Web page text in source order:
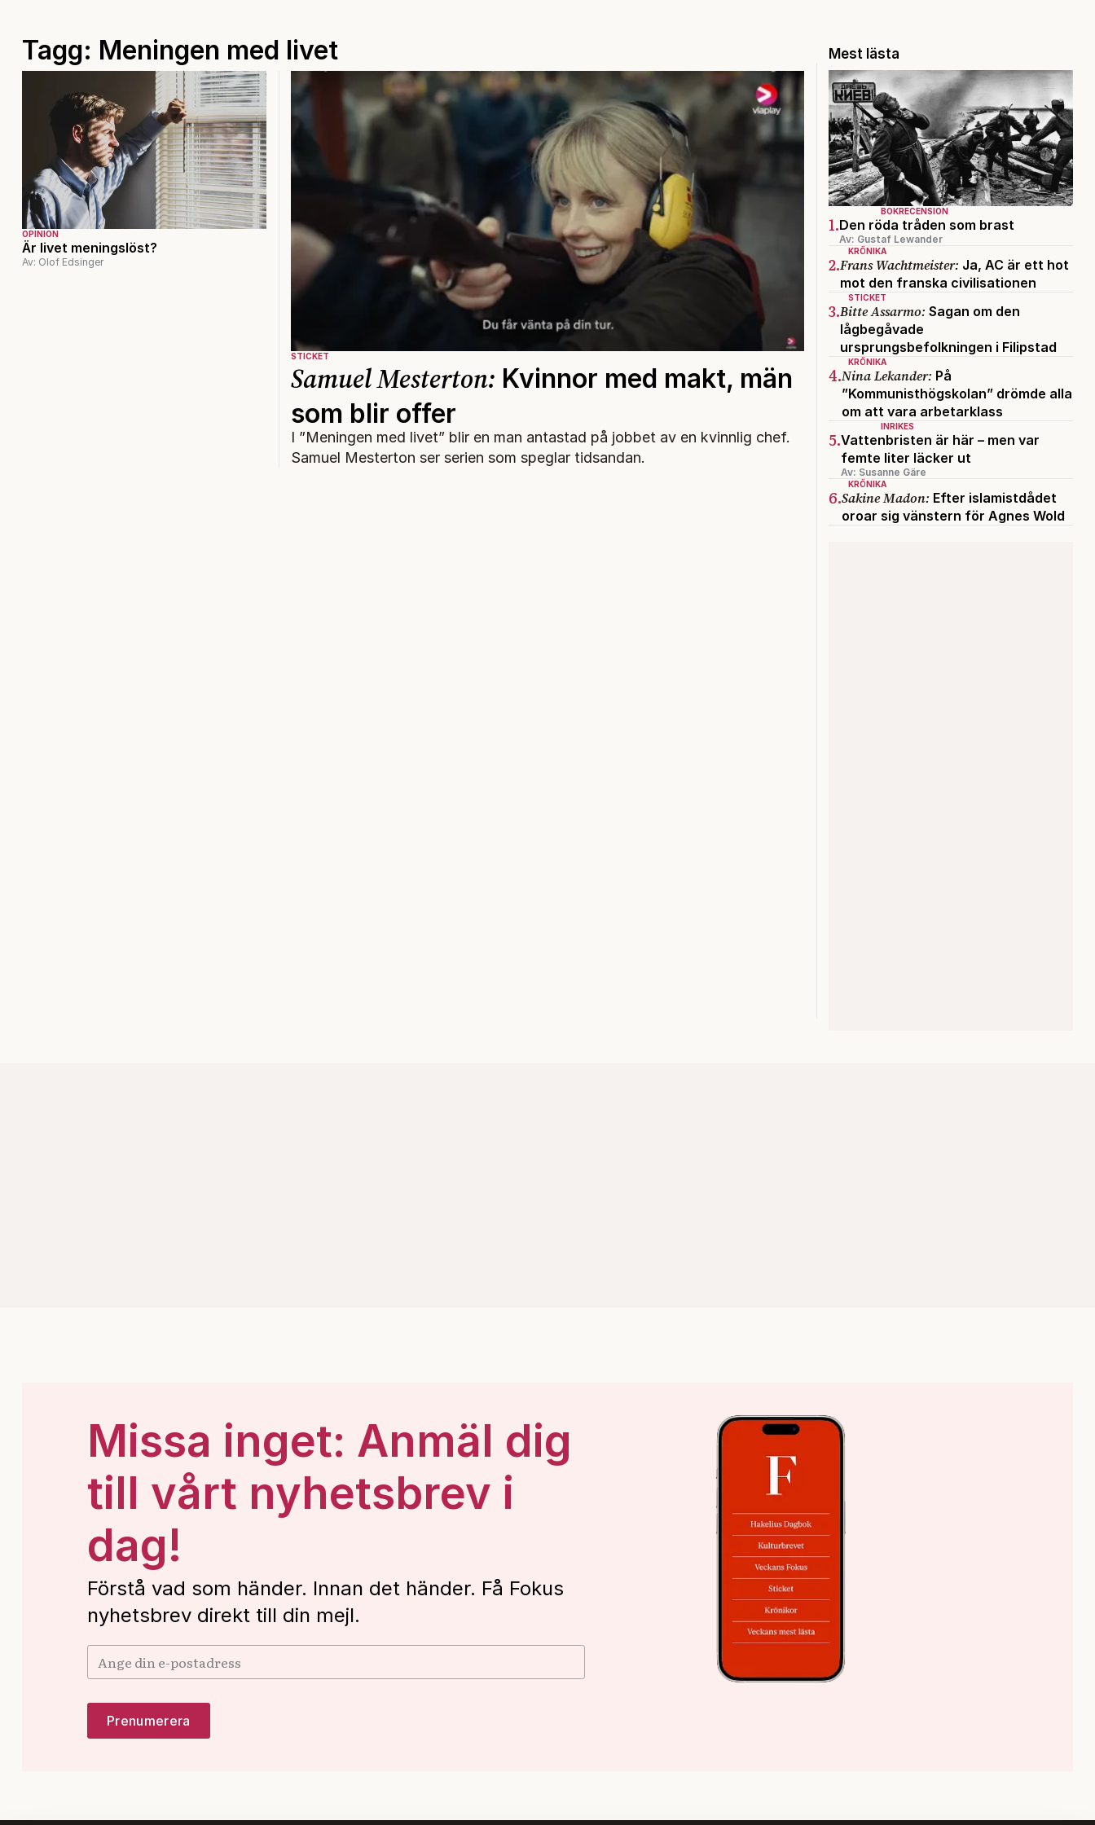
Tagg: Meningen med livet
OPINION
Är livet meningslöst?
Av: Olof Edsinger
STICKET
Samuel Mesterton: Kvinnor med makt, män
som blir offer
I ”Meningen med livet” blir en man antastad på jobbet av en kvinnlig chef.
Samuel Mesterton ser serien som speglar tidsandan.
Mest lästa
BOKRECENSION
1.Den röda tråden som brast
Av: Gustaf Lewander
KRÖNIKA
2.Frans Wachtmeister: Ja, AC är ett hot
mot den franska civilisationen
STICKET
3.Bitte Assarmo: Sagan om den
lågbegåvade
ursprungsbefolkningen i Filipstad
KRÖNIKA
4.Nina Lekander: På
”Kommunisthögskolan” drömde alla
om att vara arbetarklass
INRIKES
5.Vattenbristen är här – men var
femte liter läcker ut
Av: Susanne Gäre
KRÖNIKA
6.Sakine Madon: Efter islamistdådet
oroar sig vänstern för Agnes Wold
Missa inget: Anmäl dig
till vårt nyhetsbrev i
dag!
Förstå vad som händer. Innan det händer. Få Fokus
nyhetsbrev direkt till din mejl.